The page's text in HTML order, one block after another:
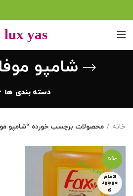
شامپو
دسته بندی ها
خانه محصولات برچسب خورده “شامپو
-5%
اتمام
موجود
ی